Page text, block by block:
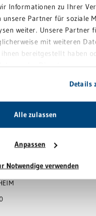
Informationen zu Ihrer
unsere Partner für soziale
weiter. Unsere Partner
mit weiteren
bereitgestellt haben
der Dienste
Details
Alle zulassen
Anpassen
Notwendige verwenden
für trauernde Eltern
2019